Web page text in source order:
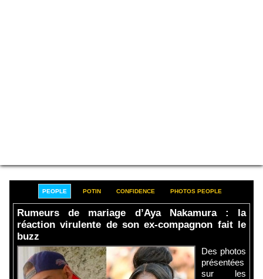
PEOPLE POTIN CONFIDENCE PHOTOS PEOPLE
Rumeurs de mariage d’Aya Nakamura : la
réaction virulente de son ex-compagnon fait le
buzz
Des photos
présentées
sur les